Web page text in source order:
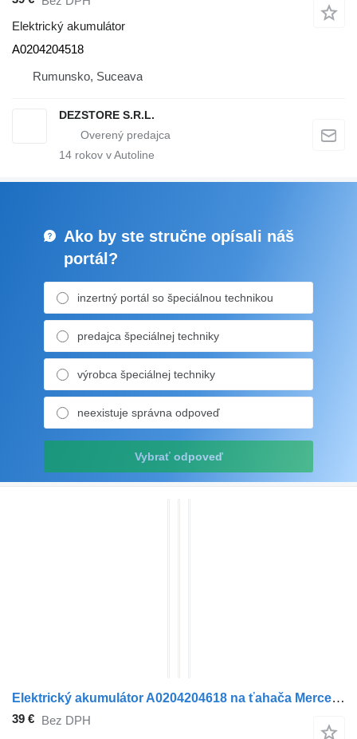
Elektrický akumulátor
A0204204518
Rumunsko, Suceava
DEZSTORE S.R.L.
14 rokov v Autoline
Ako by ste stručne opísali náš
portál?
inzertný portál so špeciálnou technikou
predajca špeciálnej techniky
výrobca špeciálnej techniky
neexistuje správna odpoveď
Vybrať odpoveď
Elektrický akumulátor A0204204618 na ťahača Mercedes-Benz AXOR
39 € Bez DPH